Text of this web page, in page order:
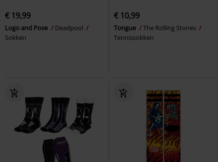
€ 19,99
Logo and Pose
Deadpool
Sokken
€ 10,99
Tongue
The Rolling Stones
Tennissokken